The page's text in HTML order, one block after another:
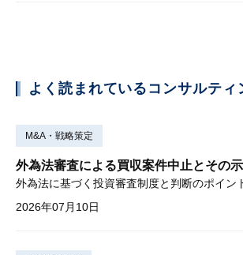
よく読まれているコンサルティ
M&A・戦略策定
外為法審査による買収案件中止とその
外為法に基づく投資審査制度と判断のポイン
2026年07月10日